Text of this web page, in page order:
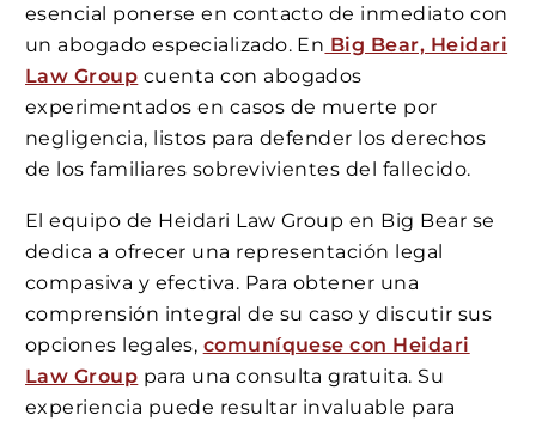
esencial ponerse en contacto de inmediato con
un abogado especializado. En Big Bear, Heidari
Law Group cuenta con abogados
experimentados en casos de muerte por
negligencia, listos para defender los derechos
de los familiares sobrevivientes del fallecido.
El equipo de Heidari Law Group en Big Bear se
dedica a ofrecer una representación legal
compasiva y efectiva. Para obtener una
comprensión integral de su caso y discutir sus
opciones legales, comuníquese con Heidari
Law Group para una consulta gratuita. Su
experiencia puede resultar invaluable para